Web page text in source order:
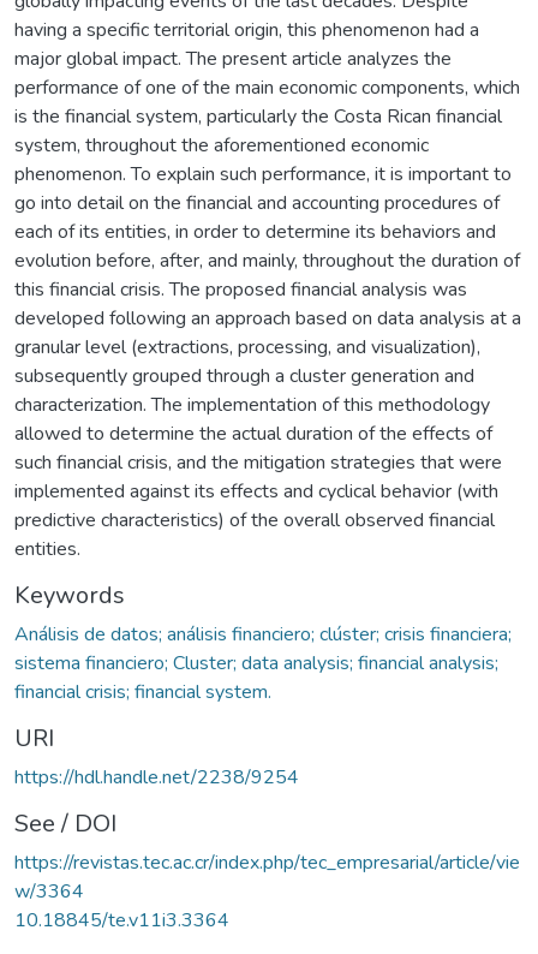
having a specific territorial origin, this phenomenon had a
major global impact. The present article analyzes the
performance of one of the main economic components, which
is the financial system, particularly the Costa Rican financial
system, throughout the aforementioned economic
phenomenon. To explain such performance, it is important to
go into detail on the financial and accounting procedures of
each of its entities, in order to determine its behaviors and
evolution before, after, and mainly, throughout the duration of
this financial crisis. The proposed financial analysis was
developed following an approach based on data analysis at a
granular level (extractions, processing, and visualization),
subsequently grouped through a cluster generation and
characterization. The implementation of this methodology
allowed to determine the actual duration of the effects of
such financial crisis, and the mitigation strategies that were
implemented against its effects and cyclical behavior (with
predictive characteristics) of the overall observed financial
entities.
Keywords
Análisis de datos; análisis financiero; clúster; crisis financiera;
sistema financiero; Cluster; data analysis; financial analysis;
financial crisis; financial system.
URI
https://hdl.handle.net/2238/9254
See / DOI
https://revistas.tec.ac.cr/index.php/tec_empresarial/article/vie
w/3364
10.18845/te.v11i3.3364